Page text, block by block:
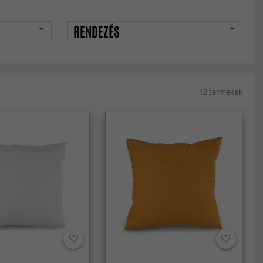
RENDEZÉS
12 termékek